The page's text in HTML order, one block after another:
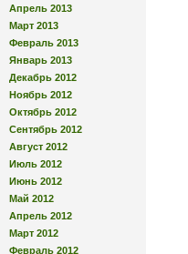
Апрель 2013
Март 2013
Февраль 2013
Январь 2013
Декабрь 2012
Ноябрь 2012
Октябрь 2012
Сентябрь 2012
Август 2012
Июль 2012
Июнь 2012
Май 2012
Апрель 2012
Март 2012
Февраль 2012